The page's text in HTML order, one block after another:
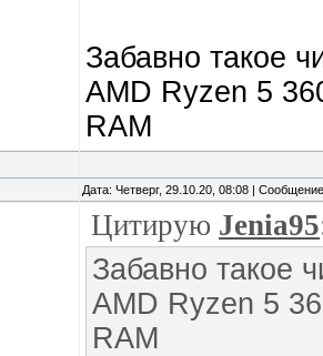
Забавно такое
AMD Ryzen 5
RAM
Дата: Четверг, 29.10.20, 08:08 |
Цитирую Jenia95
Забавно такое
AMD Ryzen 5
RAM